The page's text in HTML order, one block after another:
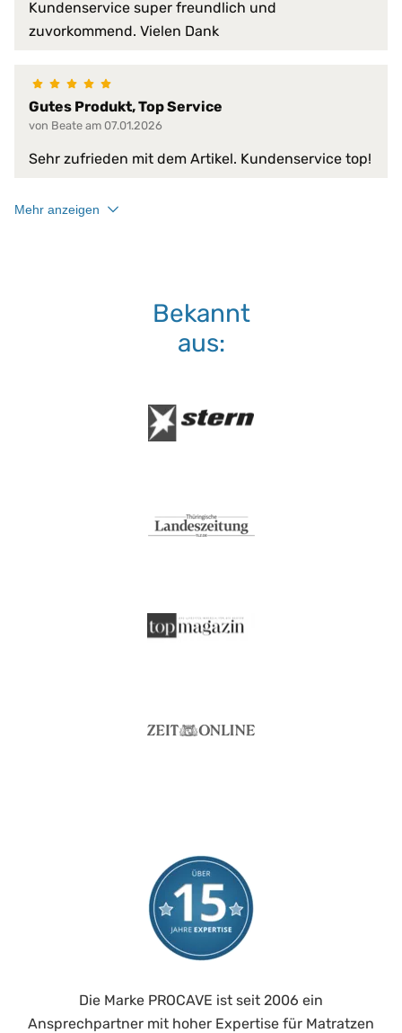
Produkt-Vorteile:
bügelfrei
faltenfreier Sitz
Füllung verrutscht nicht
pflegeleicht
saugfähig
schmutzabweisend
temperaturausgleichend
60 °C
Kundenservice super freundlich und
zuvorkommend. Vielen Dank
Gutes Produkt, Top Service
von Beate am 07.01.2026
Sehr zufrieden mit dem Artikel. Kundenservice top!
Mehr anzeigen
Bekannt
aus:
Die Marke PROCAVE ist seit 2006 ein
Ansprechpartner mit hoher Expertise für Matratzen